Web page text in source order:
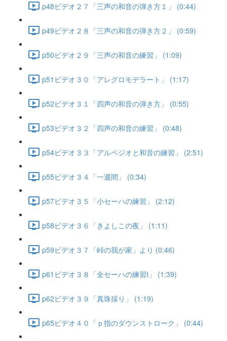
p48ビデオ２７「三声の和音の弾き方１」 (0:44)
p49ビデオ２８「三声の和音の弾き方２」 (0:59)
p50ビデオ２９「三声の和音の練習」 (1:09)
p51ビデオ３０「アレグロモデラート」 (1:17)
p52ビデオ３１「四声の和音の弾き方」 (0:55)
p53ビデオ３２「四声の和音の練習」 (0:48)
p54ビデオ３３「アルペジオと和音の練習」 (2:51)
p55ビデオ３４「一週間」 (0:34)
p57ビデオ３５「小セーハの練習」 (2:12)
p58ビデオ３６「きよしこの夜」 (1:11)
p59ビデオ３７「峠の我が家」より (0:46)
p61ビデオ３８「全セーハの練習Ⅰ」 (1:39)
p62ビデオ３９「真珠採り」 (1:19)
p65ビデオ４０「ｐ指のダウンストローク」 (0:44)